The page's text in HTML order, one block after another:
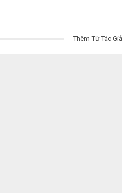
Thêm Từ Tác Giả